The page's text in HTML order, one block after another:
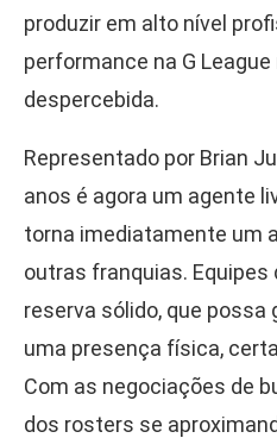
produzir em alto nível
performance na G
despercebida.
Representado por Brian
anos é agora um agente
torna imediatamente um
outras franquias.
reserva sólido, que
uma presença física,
Com as negociações de
dos rosters se